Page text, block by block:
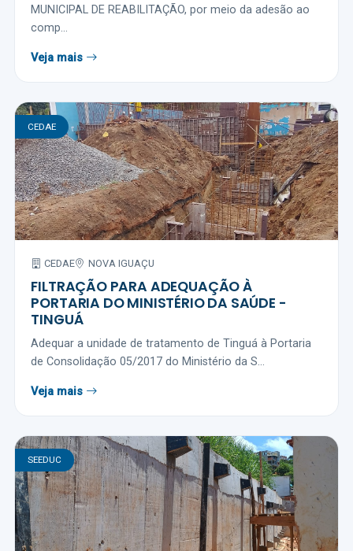
MUNICIPAL DE REABILITAÇÃO, por meio da adesão ao
comp...
Veja mais
CEDAE
CEDAE NOVA IGUAÇU
FILTRAÇÃO PARA ADEQUAÇÃO À
PORTARIA DO MINISTÉRIO DA SAÚDE -
TINGUÁ
Adequar a unidade de tratamento de Tinguá à Portaria
de Consolidação 05/2017 do Ministério da S...
Veja mais
SEEDUC